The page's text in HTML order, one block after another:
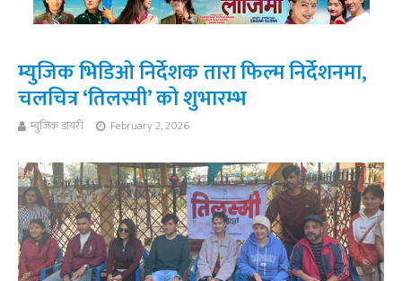
म्युजिक भिडिओ निर्देशक तारा फिल्म निर्देशनमा,
चलचित्र ‘तिलस्मी’ को शुभारम्भ
म्युजिक डायरी February 2, 2026